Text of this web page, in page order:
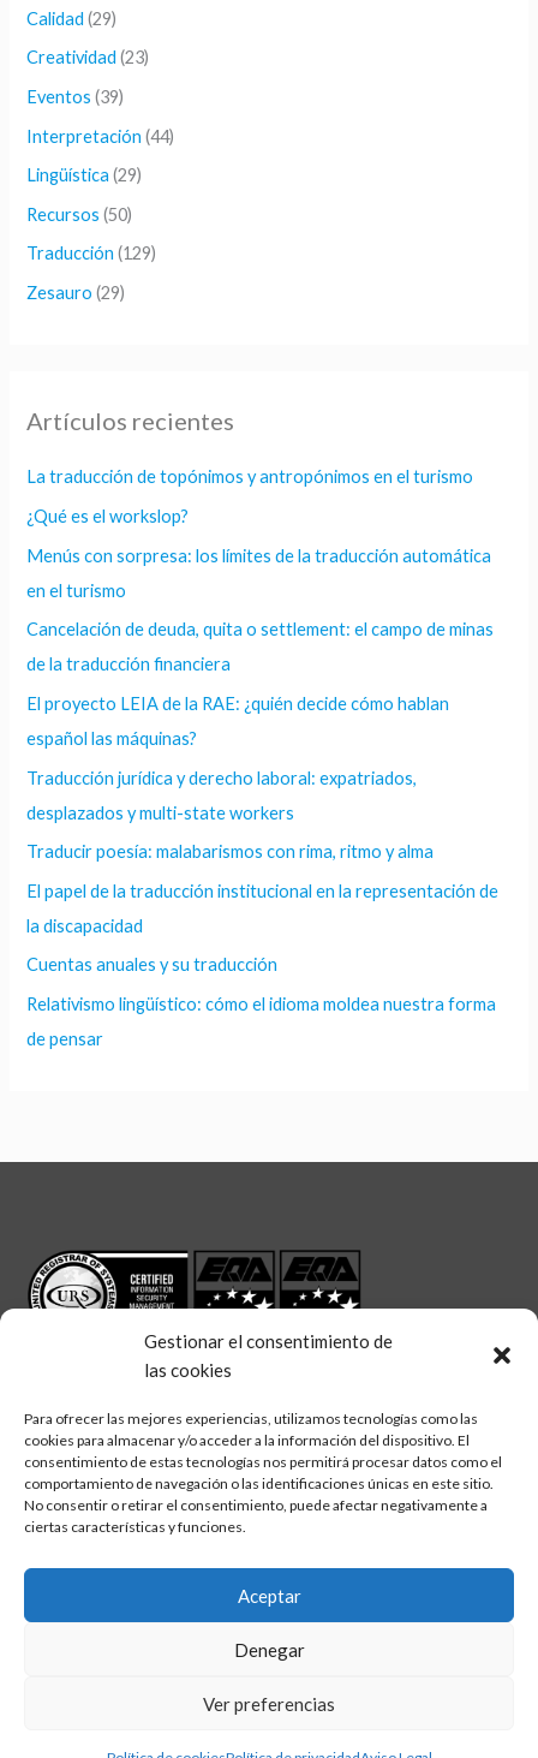
Gestionar el consentimiento de
las cookies
Para ofrecer las mejores experiencias, utilizamos tecnologías como las
cookies para almacenar y/o acceder a la información del dispositivo. El
consentimiento de estas tecnologías nos permitirá procesar datos como el
comportamiento de navegación o las identificaciones únicas en este sitio.
No consentir o retirar el consentimiento, puede afectar negativamente a
ciertas características y funciones.
Aceptar
Denegar
Ver preferencias
o
r
:
Calidad (29)
Creatividad (23)
Eventos (39)
Interpretación (44)
Lingüística (29)
Recursos (50)
Traducción (129)
Zesauro (29)
Artículos recientes
La traducción de topónimos y antropónimos en el turismo
¿Qué es el workslop?
Menús con sorpresa: los límites de la traducción automática
en el turismo
Cancelación de deuda, quita o settlement: el campo de minas
de la traducción financiera
El proyecto LEIA de la RAE: ¿quién decide cómo hablan
español las máquinas?
Traducción jurídica y derecho laboral: expatriados,
desplazados y multi-state workers
Traducir poesía: malabarismos con rima, ritmo y alma
El papel de la traducción institucional en la representación de
la discapacidad
Cuentas anuales y su traducción
Relativismo lingüístico: cómo el idioma moldea nuestra forma
de pensar
Síguenos en:
linkedintwitterfacebook
Aviso legal